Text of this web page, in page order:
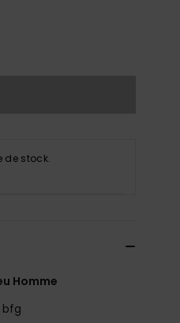
de stock.
Homme
bfg